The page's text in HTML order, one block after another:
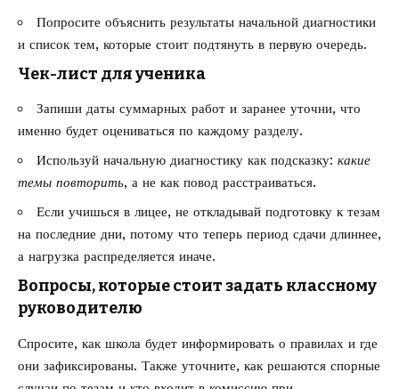
Попросите объяснить результаты начальной диагностики
и список тем, которые стоит подтянуть в первую очередь.
Чек-лист для ученика
Запиши даты суммарных работ и заранее уточни, что
именно будет оцениваться по каждому разделу.
Используй начальную диагностику как подсказку: какие
темы повторить, а не как повод расстраиваться.
Если учишься в лицее, не откладывай подготовку к тезам
на последние дни, потому что теперь период сдачи длиннее,
а нагрузка распределяется иначе.
Вопросы, которые стоит задать классному
руководителю
Спросите, как школа будет информировать о правилах и где
они зафиксированы. Также уточните, как решаются спорные